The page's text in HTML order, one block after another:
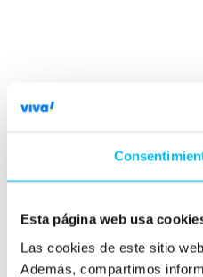
Esta página web usa
Las cookies de este sitio
Además, compartimos